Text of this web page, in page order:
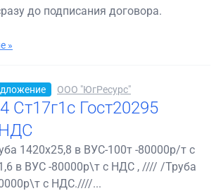
до подписания договора.
»
ООО "ЮгРесурс"
Ст17г1с Гост20295
1420х25,8 в ВУС-100т -80000р/т с
в ВУС -80000р\т с НДС , //// /Труба
с НДС.////...